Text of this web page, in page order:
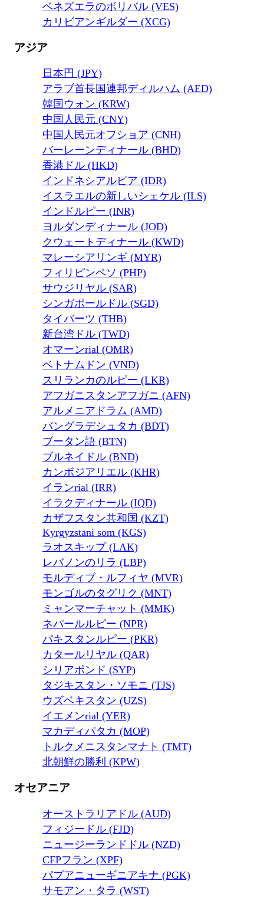
ベネズエラのボリバル (VES)
カリビアンギルダー (XCG)
アジア
日本円 (JPY)
アラブ首長国連邦ディルハム (AED)
韓国ウォン (KRW)
中国人民元 (CNY)
中国人民元オフショア (CNH)
バーレーンディナール (BHD)
香港ドル (HKD)
インドネシアルピア (IDR)
イスラエルの新しいシェケル (ILS)
インドルピー (INR)
ヨルダンディナール (JOD)
クウェートディナール (KWD)
マレーシアリンギ (MYR)
フィリピンペソ (PHP)
サウジリヤル (SAR)
シンガポールドル (SGD)
タイバーツ (THB)
新台湾ドル (TWD)
オマーンrial (OMR)
ベトナムドン (VND)
スリランカのルピー (LKR)
アフガニスタンアフガニ (AFN)
アルメニアドラム (AMD)
バングラデシュタカ (BDT)
ブータン語 (BTN)
ブルネイドル (BND)
カンボジアリエル (KHR)
イランrial (IRR)
イラクディナール (IQD)
カザフスタン共和国 (KZT)
Kyrgyzstani som (KGS)
ラオスキップ (LAK)
レバノンのリラ (LBP)
モルディブ・ルフィヤ (MVR)
モンゴルのタグリク (MNT)
ミャンマーチャット (MMK)
ネパールルピー (NPR)
パキスタンルピー (PKR)
カタールリヤル (QAR)
シリアポンド (SYP)
タジキスタン・ソモニ (TJS)
ウズベキスタン (UZS)
イエメンrial (YER)
マカディパタカ (MOP)
トルクメニスタンマナト (TMT)
北朝鮮の勝利 (KPW)
オセアニア
オーストラリアドル (AUD)
フィジードル (FJD)
ニュージーランドドル (NZD)
CFPフラン (XPF)
パプアニューギニアキナ (PGK)
サモアン・タラ (WST)